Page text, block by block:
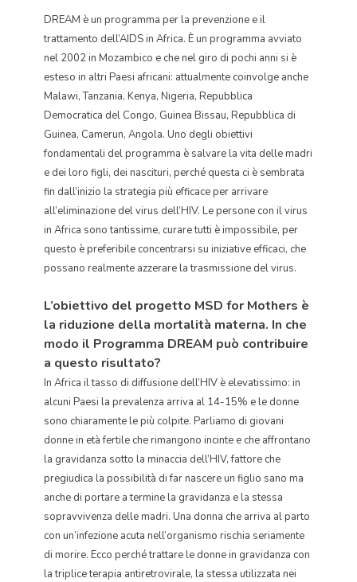
DREAM è un programma per la prevenzione e il
trattamento dell’AIDS in Africa. È un programma avviato
nel 2002 in Mozambico e che nel giro di pochi anni si è
esteso in altri Paesi africani: attualmente coinvolge anche
Malawi, Tanzania, Kenya, Nigeria, Repubblica
Democratica del Congo, Guinea Bissau, Repubblica di
Guinea, Camerun, Angola. Uno degli obiettivi
fondamentali del programma è salvare la vita delle madri
e dei loro figli, dei nascituri, perché questa ci è sembrata
fin dall’inizio la strategia più efficace per arrivare
all’eliminazione del virus dell’HIV. Le persone con il virus
in Africa sono tantissime, curare tutti è impossibile, per
questo è preferibile concentrarsi su iniziative efficaci, che
possano realmente azzerare la trasmissione del virus.
L’obiettivo del progetto MSD for Mothers è
la riduzione della mortalità materna. In che
modo il Programma DREAM può contribuire
a questo risultato?
In Africa il tasso di diffusione dell’HIV è elevatissimo: in
alcuni Paesi la prevalenza arriva al 14-15% e le donne
sono chiaramente le più colpite. Parliamo di giovani
donne in età fertile che rimangono incinte e che affrontano
la gravidanza sotto la minaccia dell’HIV, fattore che
pregiudica la possibilità di far nascere un figlio sano ma
anche di portare a termine la gravidanza e la stessa
sopravvivenza delle madri. Una donna che arriva al parto
con un’infezione acuta nell’organismo rischia seriamente
di morire. Ecco perché trattare le donne in gravidanza con
la triplice terapia antiretrovirale, la stessa utilizzata nei